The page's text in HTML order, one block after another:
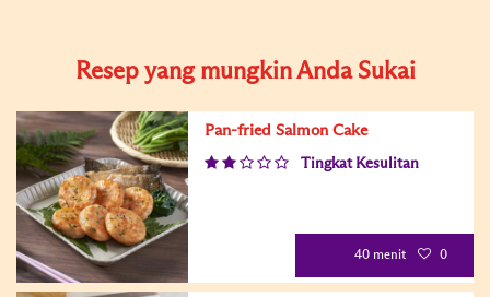
Resep yang mungkin Anda Sukai
Pan-fried Salmon Cake
Tingkat Kesulitan
40 menit 0